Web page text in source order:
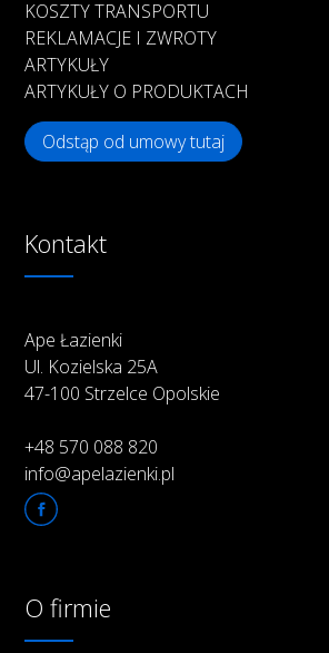
KOSZTY TRANSPORTU
REKLAMACJE I ZWROTY
ARTYKUŁY
ARTYKUŁY O PRODUKTACH
Odstąp od umowy tutaj
Kontakt
Ape Łazienki
Ul. Kozielska 25A
47-100 Strzelce Opolskie
+48 570 088 820
info@apelazienki.pl
O firmie